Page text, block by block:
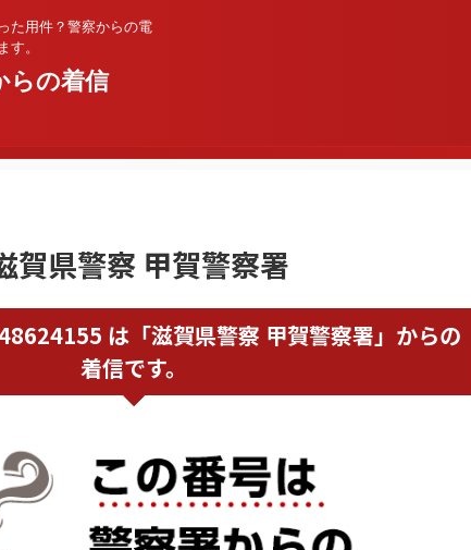
た用件？警察からの電
。
らの着信
県警察 甲賀警察署
は「滋賀県警察 甲賀警察署」からの
着信です。